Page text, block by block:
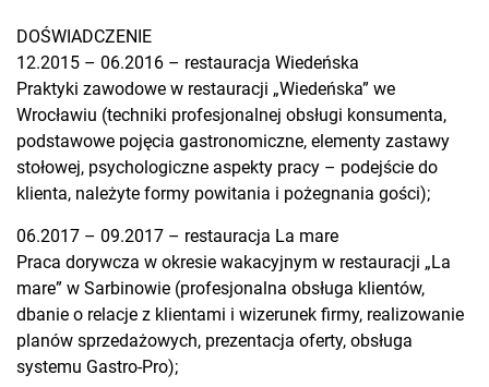
DOŚWIADCZENIE
12.2015 – 06.2016 – restauracja Wiedeńska
Praktyki zawodowe w restauracji „Wiedeńska” we
Wrocławiu (techniki profesjonalnej obsługi konsumenta,
podstawowe pojęcia gastronomiczne, elementy zastawy
stołowej, psychologiczne aspekty pracy – podejście do
klienta, należyte formy powitania i pożegnania gości);
06.2017 – 09.2017 – restauracja La mare
Praca dorywcza w okresie wakacyjnym w restauracji „La
mare” w Sarbinowie (profesjonalna obsługa klientów,
dbanie o relacje z klientami i wizerunek firmy, realizowanie
planów sprzedażowych, prezentacja oferty, obsługa
systemu Gastro-Pro);